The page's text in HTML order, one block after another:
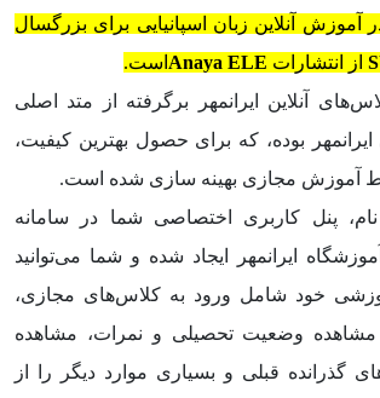
آموزش آنلاین زبان اسپانیایی برای بزرگسال
از انتشارات Anaya ELE
است.
آنلاین ایرانمهر برگرفته از متد اصلی
بوده، که برای حصول بهترین کیفیت،
آموزش مجازی بهینه سازی شده است.
پنل کاربری اختصاصی شما در سامانه
ایرانمهر ایجاد شده و شما می‌توانید
خود شامل ورود به کلاس‌های مجازی،
مشاهده وضعیت تحصیلی و نمرات، مشاهده
گذرانده قبلی و بسیاری موارد دیگر را از